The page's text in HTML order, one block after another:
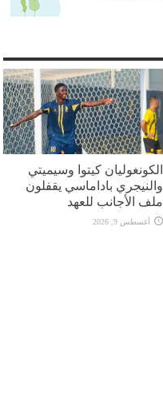
الكونغوليان كيتوا وسيميتي
والنيجري باداماسي يقفلون
ملف الأجانب للعهد
أغسطس 9, 2026